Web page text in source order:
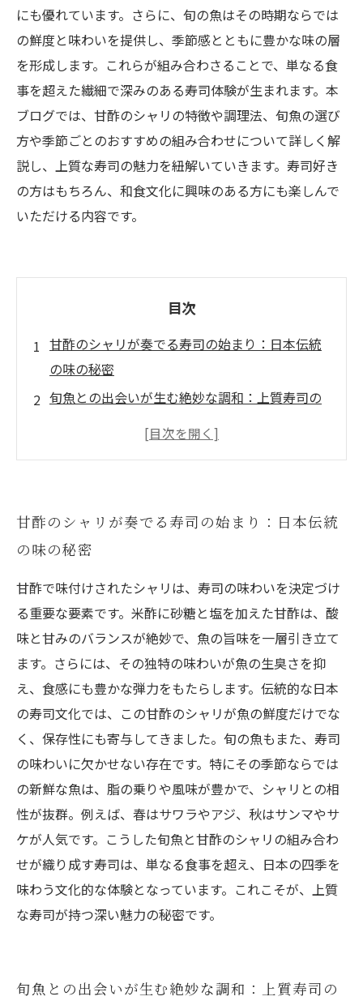
にも優れています。さらに、旬の魚はその時期ならでは
の鮮度と味わいを提供し、季節感とともに豊かな味の層
を形成します。これらが組み合わさることで、単なる食
事を超えた繊細で深みのある寿司体験が生まれます。本
ブログでは、甘酢のシャリの特徴や調理法、旬魚の選び
方や季節ごとのおすすめの組み合わせについて詳しく解
説し、上質な寿司の魅力を紐解いていきます。寿司好き
の方はもちろん、和食文化に興味のある方にも楽しんで
いただける内容です。
目次
甘酢のシャリが奏でる寿司の始まり：日本伝統
の味の秘密
旬魚との出会いが生む絶妙な調和：上質寿司の
徹底解説
繊細で深みのある寿司体験がもたらす至福の瞬
間とは
甘酢のシャリと旬魚が織りなす寿司の魅力を知
る喜び
和食文化を彩る上質な寿司―味わいと季節感の
ハーモニー
甘酢のシャリが奏でる寿司の始まり：日本伝統
の味の秘密
甘酢で味付けされたシャリは、寿司の味わいを決定づけ
る重要な要素です。米酢に砂糖と塩を加えた甘酢は、酸
味と甘みのバランスが絶妙で、魚の旨味を一層引き立て
ます。さらには、その独特の味わいが魚の生臭さを抑
え、食感にも豊かな弾力をもたらします。伝統的な日本
の寿司文化では、この甘酢のシャリが魚の鮮度だけでな
く、保存性にも寄与してきました。旬の魚もまた、寿司
の味わいに欠かせない存在です。特にその季節ならでは
の新鮮な魚は、脂の乗りや風味が豊かで、シャリとの相
性が抜群。例えば、春はサワラやアジ、秋はサンマやサ
ケが人気です。こうした旬魚と甘酢のシャリの組み合わ
せが織り成す寿司は、単なる食事を超え、日本の四季を
味わう文化的な体験となっています。これこそが、上質
な寿司が持つ深い魅力の秘密です。
旬魚との出会いが生む絶妙な調和：上質寿司の